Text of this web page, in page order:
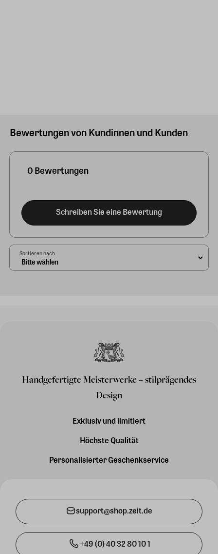
Bewertungen von Kundinnen und Kunden
0 Bewertungen
Schreiben Sie eine Bewertung
Sortieren nach
Handgefertigte Meisterwerke – stilprägendes
Design
Exklusiv und limitiert
Höchste Qualität
Personalisierter Geschenkservice
support@shop.zeit.de
+49 (0) 40 32 80 10 1